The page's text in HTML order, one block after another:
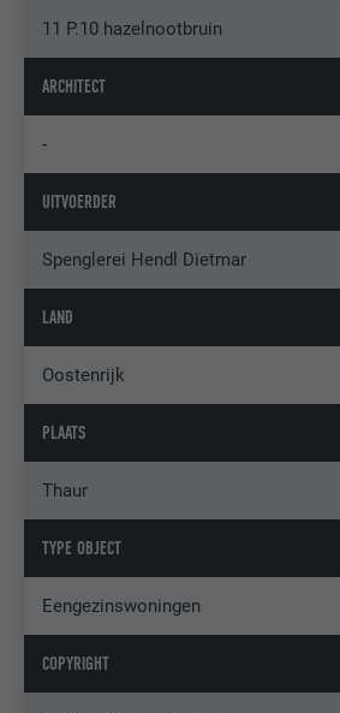
11 P.10 hazelnootbruin
ARCHITECT
-
UITVOERDER
Spenglerei Hendl Dietmar
LAND
Oostenrijk
PLAATS
Thaur
TYPE OBJECT
Eengezinswoningen
COPYRIGHT